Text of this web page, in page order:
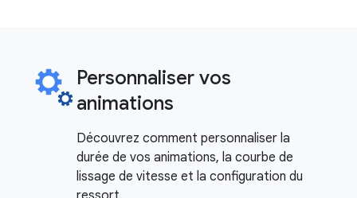
Personnaliser vos
animations
Découvrez comment personnaliser la
durée de vos animations, la courbe de
lissage de vitesse et la configuration du